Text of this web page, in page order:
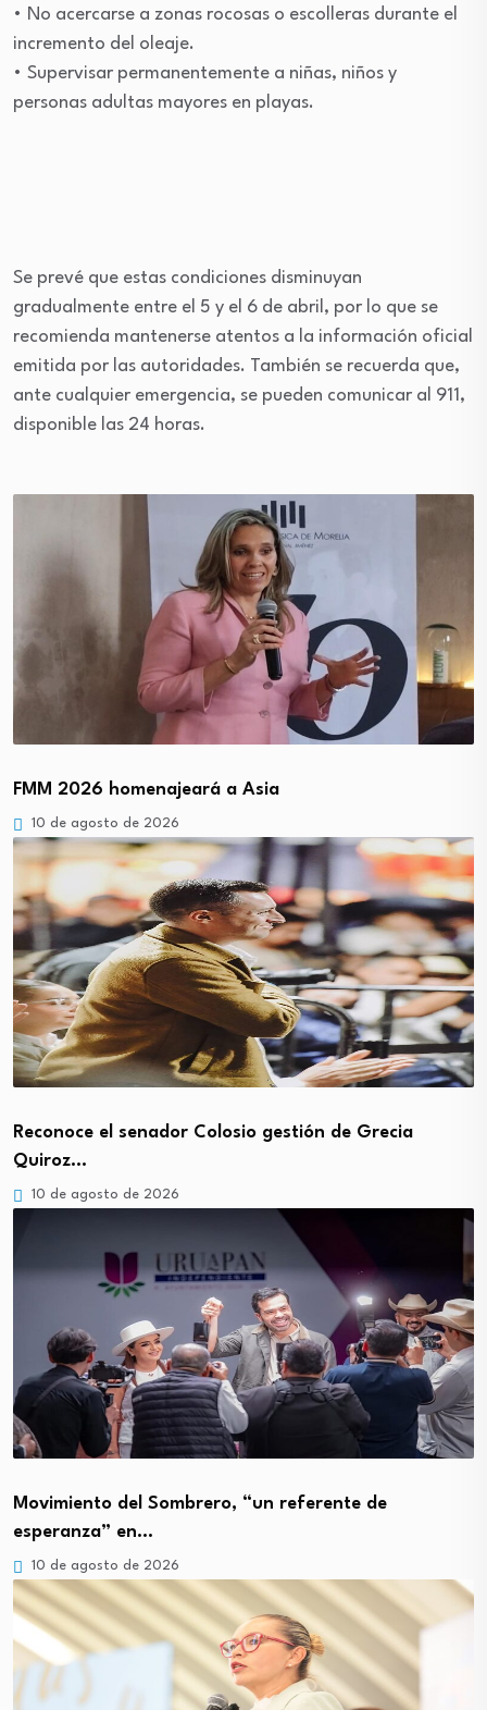
• No acercarse a zonas rocosas o escolleras durante el
incremento del oleaje.
• Supervisar permanentemente a niñas, niños y
personas adultas mayores en playas.
Se prevé que estas condiciones disminuyan
gradualmente entre el 5 y el 6 de abril, por lo que se
recomienda mantenerse atentos a la información oficial
emitida por las autoridades. También se recuerda que,
ante cualquier emergencia, se pueden comunicar al 911,
disponible las 24 horas.
FMM 2026 homenajeará a Asia
10 de agosto de 2026
Reconoce el senador Colosio gestión de Grecia
Quiroz…
10 de agosto de 2026
Movimiento del Sombrero, “un referente de
esperanza” en…
10 de agosto de 2026